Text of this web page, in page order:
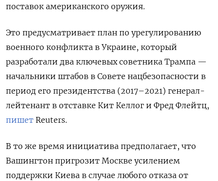
поставок американского оружия.
Это предусматривает план по урегулированию
военного конфликта в Украине, который
разработали два ключевых советника Трампа —
начальники штабов в Совете нацбезопасности в
период его президентства (2017–2021) генерал-
лейтенант в отставке Кит Келлог и Фред Флейтц,
пишет Reuters.
В то же время инициатива предполагает, что
Вашингтон пригрозит Москве усилением
поддержки Киева в случае любого отказа от